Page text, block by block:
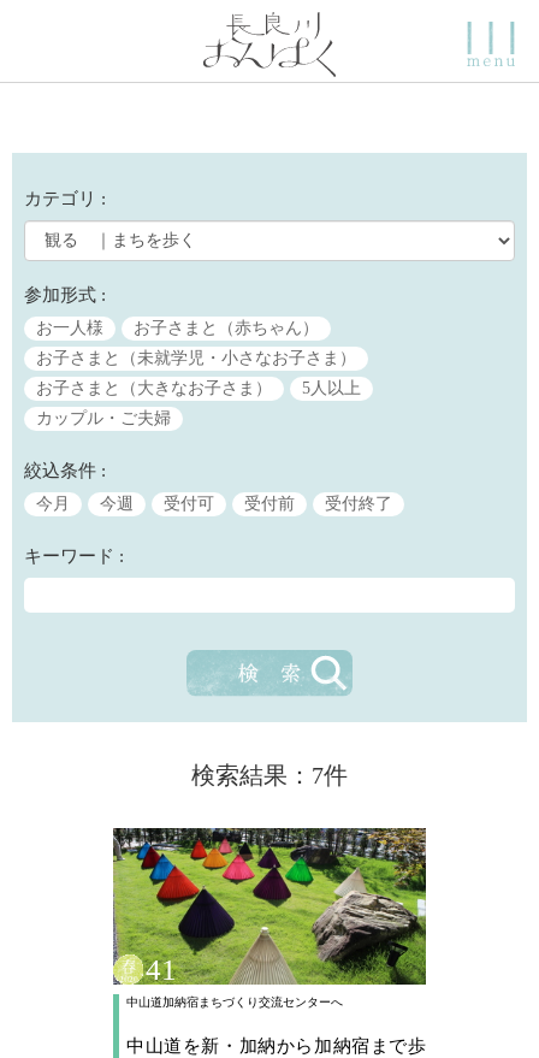
カテゴリ :
参加形式 :
お一人様
お子さまと（赤ちゃん）
お子さまと（未就学児・小さなお子さま）
お子さまと（大きなお子さま）
5人以上
カップル・ご夫婦
絞込条件 :
今月 今週 受付可 受付前 受付終了
キーワード :
検索結果：7件
中山道加納宿まちづくり交流センターへ
中山道を新・加納から加納宿まで歩
41